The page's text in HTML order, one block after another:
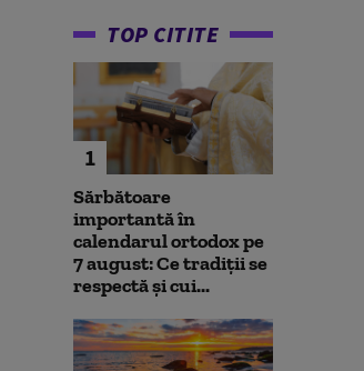
TOP CITITE
1
Sărbătoare
importantă în
calendarul ortodox pe
7 august: Ce tradiții se
respectă și cui...